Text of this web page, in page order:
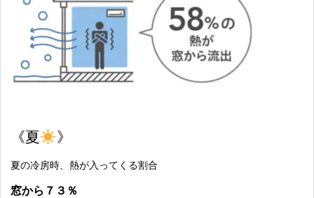
《夏 》
夏の冷房時、熱が入ってくる割合
窓から７３％